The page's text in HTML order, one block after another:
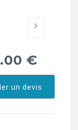
€
un devis